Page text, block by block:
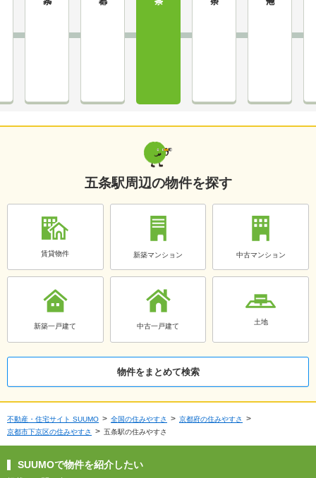
五条駅周辺の物件を探す
賃貸物件 新築マンション 中古マンション
新築一戸建て 中古一戸建て
土地
物件をまとめて検索
不動産・住宅サイト SUUMO 全国の住みやすさ
京都府の住みやすさ
京都市下京区の住みやすさ
五条駅の住みやすさ
SUUMOで物件を紹介したい